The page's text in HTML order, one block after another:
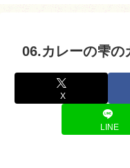
06.カレーの雫の
X
LINE